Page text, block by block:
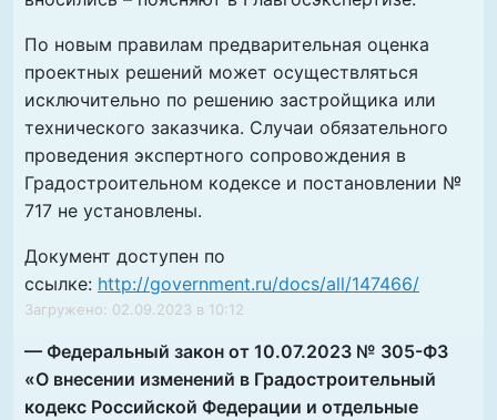
По новым правилам предварительная оценка
проектных решений может осуществляться
исключительно по решению застройщика или
технического заказчика. Случаи обязательного
проведения экспертного сопровождения в
Градостроительном кодексе и постановлении №
717 не установлены.
Документ доступен по
ссылке: http://government.ru/docs/all/147466/
Загружено: 02.09.2023 в 10:12
— Федеральный закон от 10.07.2023 № 305-ФЗ
«О внесении изменений в Градостроительный
кодекс Российской Федерации и отдельные